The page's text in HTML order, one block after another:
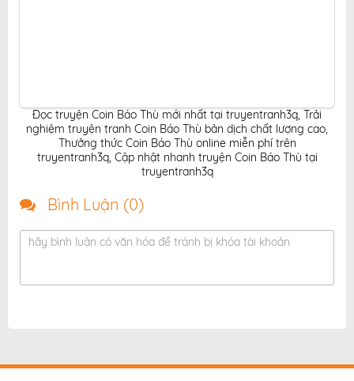
Đọc truyện Coin Báo Thù mới nhất tại truyentranh3q, Trải
nghiệm truyện tranh Coin Báo Thù bản dịch chất lượng cao,
Thưởng thức Coin Báo Thù online miễn phí trên
truyentranh3q, Cập nhật nhanh truyện Coin Báo Thù tại
truyentranh3q
Bình Luận (0)
hãy bình luận có văn hóa để tránh bị khóa tài khoản